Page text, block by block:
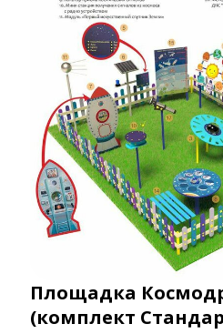
Площадка
(комплект